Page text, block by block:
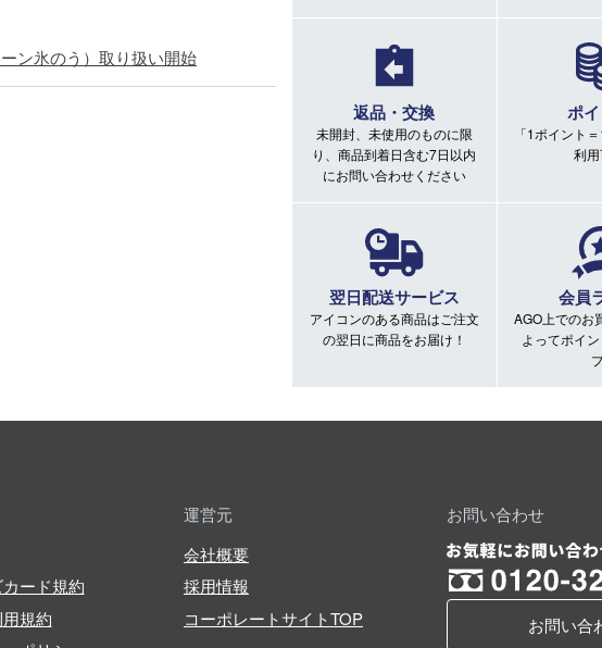
ン氷のう）取り扱い開始
返品・交換
未開封、未使用のものに限
り、商品到着日含む7日以内
にお問い合わせください
ポ
「1ポイント
利
翌日配送サービス
アイコンのある商品はご注文
の翌日に商品をお届け！
会員
AGO上でのお
よってポイ
ード規約
規約
運営元
会社概要
採用情報
コーポレートサイトTOP
お問い合わせ
お問い合